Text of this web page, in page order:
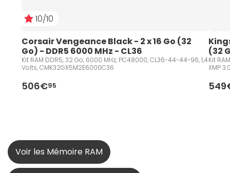
10/10
Corsair Vengeance Black - 2 x 16 Go (32
Go) - DDR5 6000 MHz - CL36
Kit RAM DDR5, 32 Go, 6000 MHz, PC48000, CL36-44-44-96, 1,4
Volts, CMK32GX5M2E6000C36
506€95
(32
Kit
XMP
Voir les Mémoire RAM